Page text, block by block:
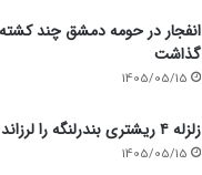
انفجار در حومه دمشق چند
گذاشت
1405/05/15
زلزله ۴ ریشتری بندرلنگه را لرزاند
1405/05/15